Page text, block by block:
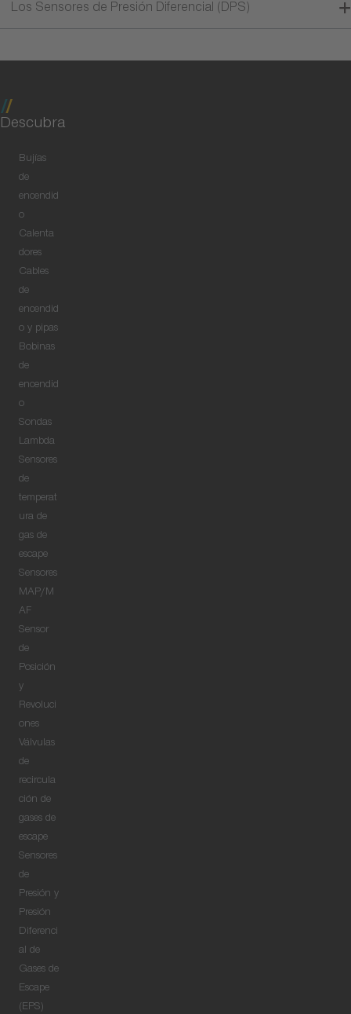
Los Sensores de Presión Diferencial (DPS)
Descubra
Bujías
de
encendid
o
Calenta
dores
Cables
de
encendid
o y pipas
Bobinas
de
encendid
o
Sondas
Lambda
Sensores
de
temperat
ura de
gas de
escape
Sensores
MAP/M
AF
Sensor
de
Posición
y
Revoluci
ones
Válvulas
de
recircula
ción de
gases de
escape
Sensores
de
Presión y
Presión
Diferenci
al de
Gases de
Escape
(EPS)